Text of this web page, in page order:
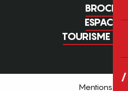
ESPACE
TOURISME
Mentions